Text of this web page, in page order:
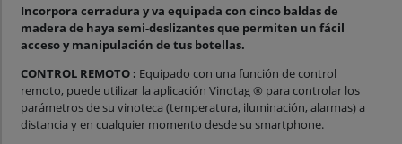
Incorpora cerradura y va equipada con cinco baldas de
madera de haya semi-deslizantes que permiten un fácil
acceso y manipulación de tus botellas.
CONTROL REMOTO : Equipado con una función de control
remoto, puede utilizar la aplicación Vinotag ® para controlar los
parámetros de su vinoteca (temperatura, iluminación, alarmas) a
distancia y en cualquier momento desde su smartphone.